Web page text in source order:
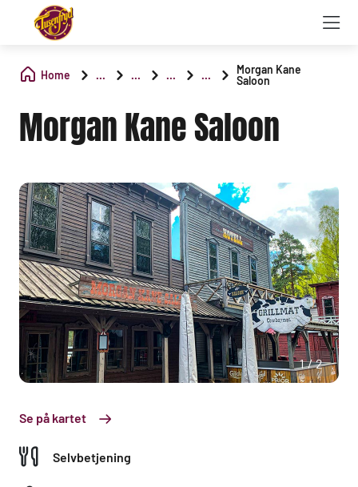
Home ... ... ... ...
Morgan Kane
Saloon
Morgan Kane Saloon
1/2
Se på kartet
Selvbetjening